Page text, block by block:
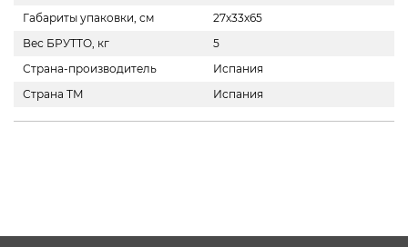
Габариты упаковки, см
27х33х65
Вес БРУТТО, кг
5
Страна-производитель
Испания
Страна ТМ
Испания